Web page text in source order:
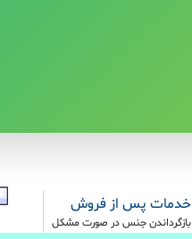
خدمات پس از فروش
بازگرداندن جنس در صورت مشکل